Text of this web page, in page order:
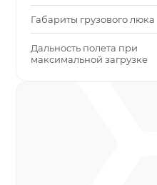
Габариты грузового люка
Дальность полета при
максимальной загрузке